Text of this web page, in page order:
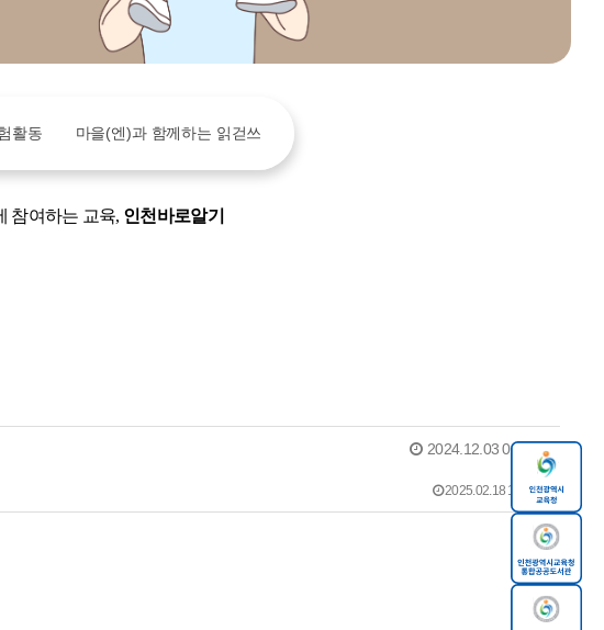
활동 마을(엔)과 함께하는 읽걷쓰
참여하는 교육, 인천바로알기
2024.12.03 09:42
2025.02.18 11:27